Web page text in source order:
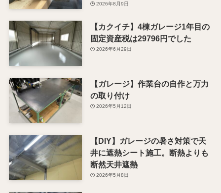
2026年8月9日
【カクイチ】4棟ガレージ1年目の
固定資産税は29796円でした
2026年6月29日
【ガレージ】作業台の自作と万力
の取り付け
2026年5月12日
【DIY】ガレージの暑さ対策で天
井に遮熱シート施工。断熱よりも
断然天井遮熱
2026年5月8日